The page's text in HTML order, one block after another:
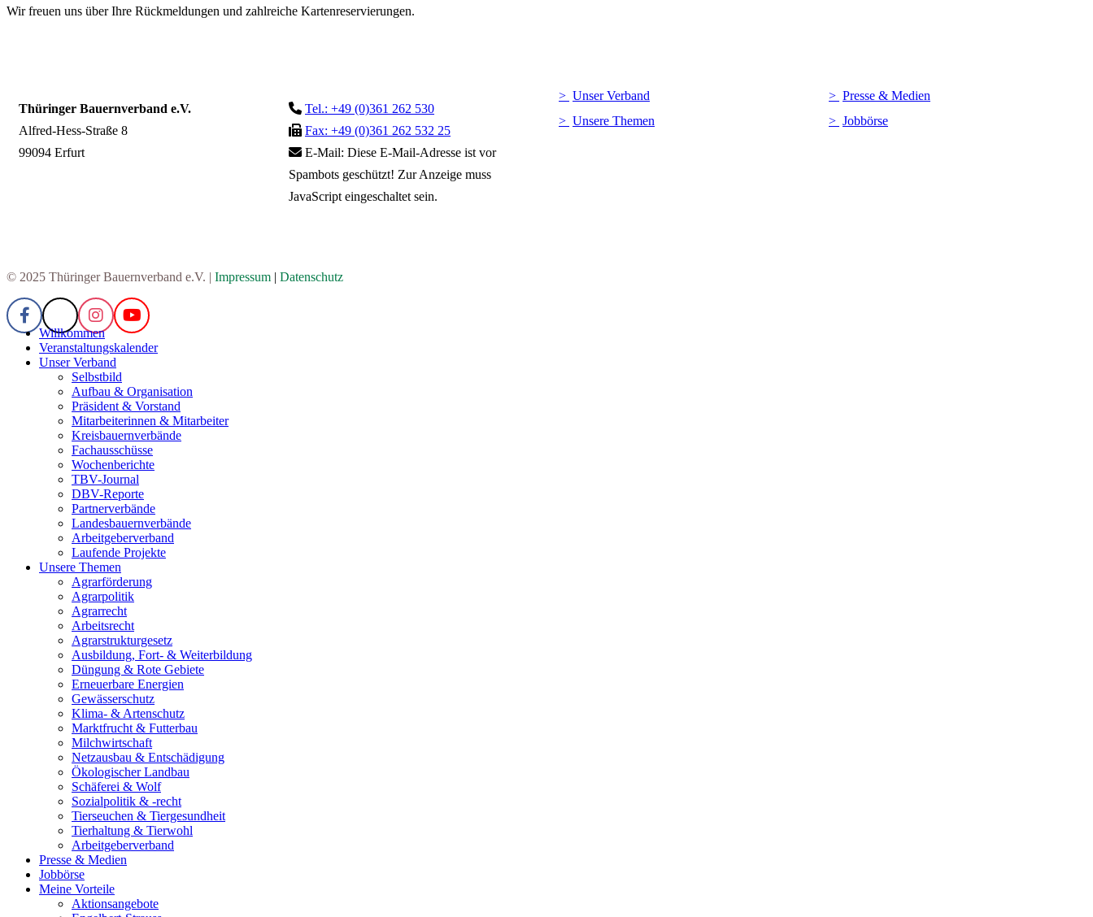
Wir freuen uns über Ihre Rückmeldungen und zahlreiche Kartenreservierungen.
Thüringer Bauernverband e.V.
Alfred-Hess-Straße 8
99094 Erfurt
Tel.: +49 (0)361 262 530
Fax: +49 (0)361 262 532 25
E-Mail: Diese E-Mail-Adresse ist vor
Spambots geschützt! Zur Anzeige muss
JavaScript eingeschaltet sein.
Unser Verband
Unsere Themen
Presse & Medien
Jobbörse
© 2025 Thüringer Bauernverband e.V. | Impressum | Datenschutz
Willkommen
Veranstaltungskalender
Unser Verband
Selbstbild
Aufbau & Organisation
Präsident & Vorstand
Mitarbeiterinnen & Mitarbeiter
Kreisbauernverbände
Fachausschüsse
Wochenberichte
TBV-Journal
DBV-Reporte
Partnerverbände
Landesbauernverbände
Arbeitgeberverband
Laufende Projekte
Unsere Themen
Agrarförderung
Agrarpolitik
Agrarrecht
Arbeitsrecht
Agrarstrukturgesetz
Ausbildung, Fort- & Weiterbildung
Düngung & Rote Gebiete
Erneuerbare Energien
Gewässerschutz
Klima- & Artenschutz
Marktfrucht & Futterbau
Milchwirtschaft
Netzausbau & Entschädigung
Ökologischer Landbau
Schäferei & Wolf
Sozialpolitik & -recht
Tierseuchen & Tiergesundheit
Tierhaltung & Tierwohl
Arbeitgeberverband
Presse & Medien
Jobbörse
Meine Vorteile
Aktionsangebote